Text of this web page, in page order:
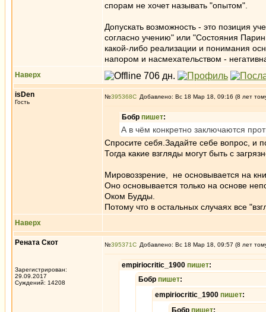
спорам не хочет называть "опытом".
Допускать возможность - это позиция
согласно учению" или "Состояния
какой-либо реализации и понимания
напором и насмехательством -
Наверх
isDen
Гость
№395368 Добавлено: Вс 18 Мар 18, 09:16 (8 лет
Бобр пишет:
А в чём конкретно заключаются
Спросите себя.Задайте себе вопрос, и
Тогда какие взгляды могут быть с
Мировоззрение, не основывается на
Оно основывается только на основе
Оком Будды.
Потому что в остальных случаях все
Наверх
Рената Скот
Зарегистрирован:
29.09.2017
Суждений: 14208
№395371 Добавлено: Вс 18 Мар 18, 09:57 (8 лет
empiriocritic_1900 пишет:
Бобр пишет:
empiriocritic_1900 пишет:
Бобр пишет: